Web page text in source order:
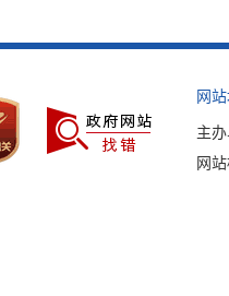
网
主
网